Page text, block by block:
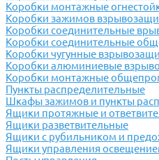
Коробки монтажные
Коробки зажимов
Коробки соединительные
Коробки соединительные
Коробки чугунные
Коробки алюминиевые
Коробки монтажные
Пункты распределительные
Шкафы зажимов и пункты
Ящики протяжные и
Ящики разветвительные
Ящики с рубильником и
Ящики управления